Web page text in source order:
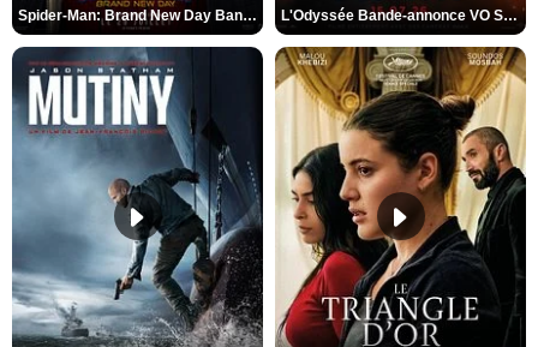
Spider-Man: Brand New Day Bande-annonce VO STFR L'Odyssée Bande-annonce VO STFR